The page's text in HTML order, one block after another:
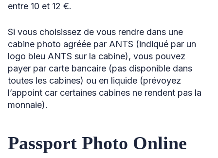
entre 10 et 12 €.
Si vous choisissez de vous rendre dans une
cabine photo agréée par ANTS (indiqué par un
logo bleu ANTS sur la cabine), vous pouvez
payer par carte bancaire (pas disponible dans
toutes les cabines) ou en liquide (prévoyez
l’appoint car certaines cabines ne rendent pas la
monnaie).
Passport Photo Online